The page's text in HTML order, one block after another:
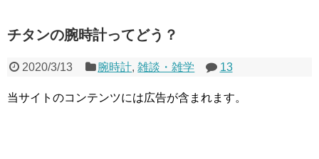
チタンの腕時計ってどう？
2020/3/13 腕時計,雑談・雑学 13
当サイトのコンテンツには広告が含まれます。